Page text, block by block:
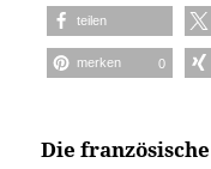
teilen
merken 0
Die